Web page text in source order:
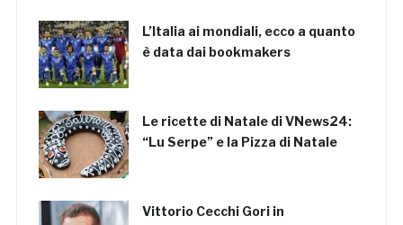
L’Italia ai mondiali, ecco a quanto
è data dai bookmakers
Le ricette di Natale di VNews24:
“Lu Serpe” e la Pizza di Natale
Vittorio Cecchi Gori in